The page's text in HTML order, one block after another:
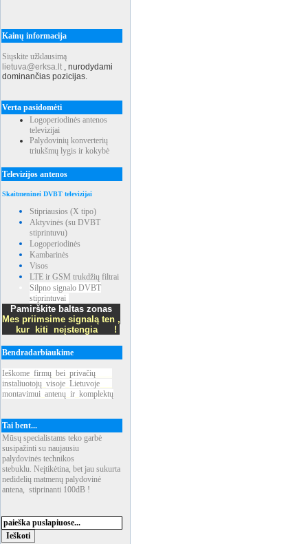
Kainų informacija
Siųskite užklausimą
lietuva@erksa.lt , nurodydami
dominančias pozicijas.
Verta pasidomėti
Logoperiodinės antenos
televizijai
Palydovinių konverterių
triukšmų lygis ir kokybė
Televizijos antenos
Skaitmeninei DVBT televizijai
Stipriausios (X tipo)
Aktyvinės (su DVBT
stiprintuvu)
Logoperiodinės
Kambarinės
Visos
LTE ir GSM trukdžių filtrai
Silpno signalo DVBT
stiprintuvai
Pamirškite baltas zonas
Mes priimsime signalą ten ,
kur kiti neįstengia !
Bendradarbiaukime
Ieškome firmų bei privačių
instaliuotojų visoje Lietuvoje
montavimui antenų ir komplektų
Tai bent...
Mūsų specialistams teko garbė
susipažinti su naujausiu
palydovinės technikos
stebuklu. Neįtikėtina, bet jau sukurta
nedidelių matmenų palydovinė
antena, stiprinanti 100dB !